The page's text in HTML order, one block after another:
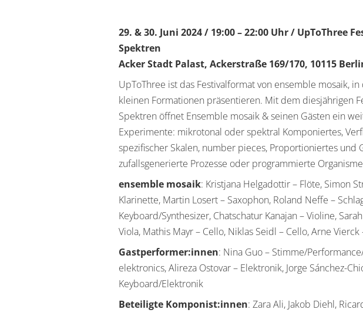
29. & 30. Juni 2024 / 19:00 – 22:00 Uhr / UpToThree
Spektren
Acker Stadt Palast, Ackerstraße 169/170, 10115
UpToThree ist das Festivalformat von ensemble mosaik,
kleinen Formationen präsentieren. Mit dem diesjährigen
Spektren öffnet Ensemble mosaik & seinen Gästen ein
Experimente: mikrotonal oder spektral Komponiertes,
spezifischer Skalen, number pieces, Proportioniertes und
zufallsgenerierte Prozesse oder programmierte
ensemble mosaik: Kristjana Helgadottir – Flöte, Simon
Klarinette, Martin Losert – Saxophon, Roland Neffe –
Keyboard/Synthesizer, Chatschatur Kanajan – Violine,
Viola, Mathis Mayr – Cello, Niklas Seidl – Cello, Arne
Gastperformer:innen: Nina Guo – Stimme/
elektronics, Alireza Ostovar – Elektronik, Jorge Sánchez-
Keyboard/Elektronik
Beteiligte Komponist:innen: Zara Ali, Jakob Diehl,